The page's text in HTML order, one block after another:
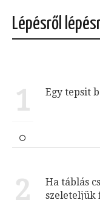
Lépésről
1 Egy tepsit
2
Ha táblás
szeleteljük